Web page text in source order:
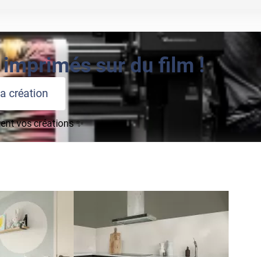
sur du film !
création
vos créations ✨